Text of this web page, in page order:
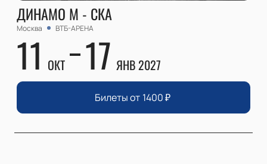
ДИНАМО М - СКА
Москва ВТБ-АРЕНА
11 ОКТ 17 ЯНВ 2027
Билеты от 1400₽